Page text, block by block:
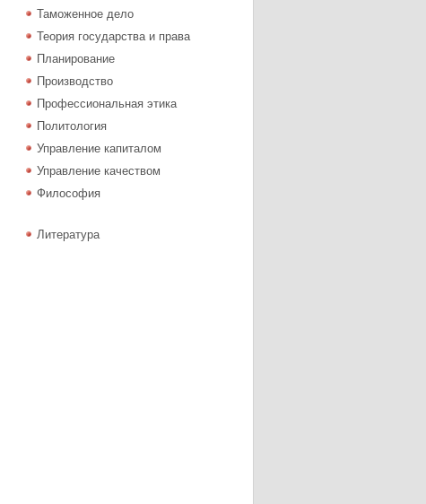
Таможенное дело
Теория государства и права
Планирование
Производство
Профессиональная этика
Политология
Управление капиталом
Управление качеством
Философия
Литература